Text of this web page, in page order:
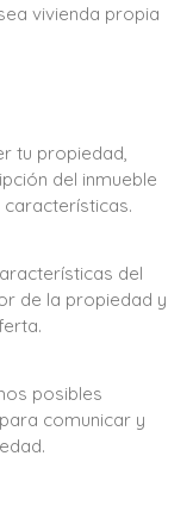
vivienda propia
tu propiedad,
del inmueble
del
de la propiedad y
posibles
comunicar y